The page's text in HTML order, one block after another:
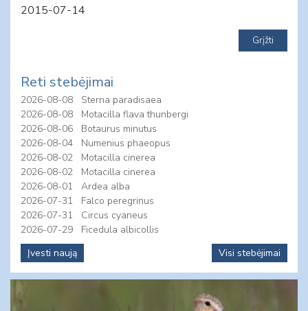
2015-07-14
Reti stebėjimai
2026-08-08
Sterna paradisaea
2026-08-08
Motacilla flava thunbergi
2026-08-06
Botaurus minutus
2026-08-04
Numenius phaeopus
2026-08-02
Motacilla cinerea
2026-08-02
Motacilla cinerea
2026-08-01
Ardea alba
2026-07-31
Falco peregrinus
2026-07-31
Circus cyaneus
2026-07-29
Ficedula albicollis
Įvesti naują
Visi stebėjimai